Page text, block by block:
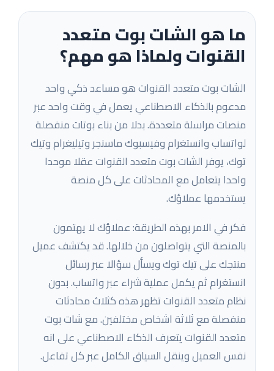
ما هو الشات بوت متعدد
القنوات ولماذا هو مهم؟
الشات بوت متعدد القنوات هو مساعد ذكي واحد
مدعوم بالذكاء الاصطناعي يعمل في وقت واحد عبر
منصات مراسلة متعددة. بدلا من بناء بوتات منفصلة
لواتساب وانستغرام وفيسبوك ماسنجر وتيليغرام وتيك
توك، يوفر الشات بوت متعدد القنوات عقلا موحدا
واحدا يتعامل مع المحادثات على كل منصة
يستخدمها عملاؤك.
فكر في الامر بهذه الطريقة: عملاؤك لا يهتمون
بالمنصة التي يتواصلون من خلالها. قد يكتشف عميل
منتجك على تيك توك ويسأل سؤالا عبر رسائل
انستغرام ثم يكمل عملية شراء عبر واتساب. بدون
نظام متعدد القنوات تظهر هذه كثلاث محادثات
منفصلة مع ثلاثة اشخاص مختلفين. مع شات بوت
متعدد القنوات يتعرف الذكاء الاصطناعي على انه
نفس العميل وينقل السياق الكامل عبر كل تفاعل.